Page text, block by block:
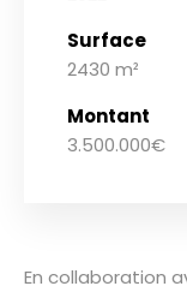
Surface
2430 m²
Montant
3.500.000€
En collaboration